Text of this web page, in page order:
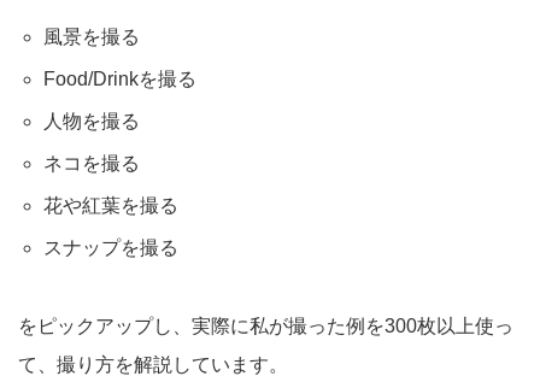
風景を撮る
Food/Drinkを撮る
人物を撮る
ネコを撮る
花や紅葉を撮る
スナップを撮る
をピックアップし、実際に私が撮った例を300枚以上使っ
て、撮り方を解説しています。